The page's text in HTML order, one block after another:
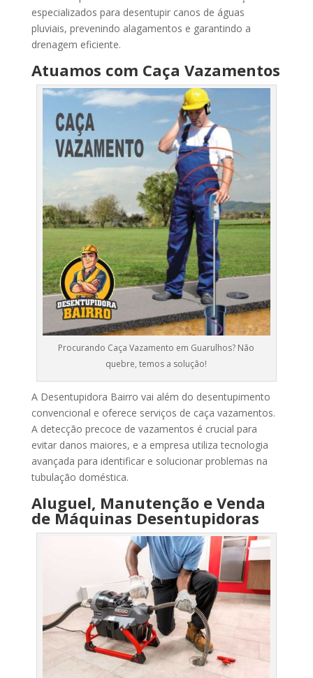
especializados para desentupir canos de águas
pluviais, prevenindo alagamentos e garantindo a
drenagem eficiente.
Atuamos com Caça Vazamentos
Procurando Caça Vazamento em Guarulhos? Não
quebre, temos a solução!
A Desentupidora Bairro vai além do desentupimento
convencional e oferece serviços de caça vazamentos.
A detecção precoce de vazamentos é crucial para
evitar danos maiores, e a empresa utiliza tecnologia
avançada para identificar e solucionar problemas na
tubulação doméstica.
Aluguel, Manutenção e Venda
de Máquinas Desentupidoras